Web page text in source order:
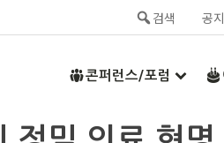
검색 공
콘퍼런스/포럼